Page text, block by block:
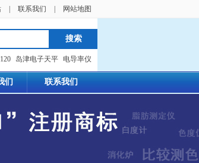
联系我们 网站地图
岛津电子天平 电导率仪
们 联系我们